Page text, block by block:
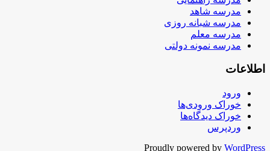
مدرسه شاهد
مدرسه شبانه روزی
مدرسه معلم
مدرسه نمونه دولتی
اطلاعات
ورود
خوراک ورودی‌ها
خوراک دیدگاه‌ها
وردپرس
Proudly powered by WordPress